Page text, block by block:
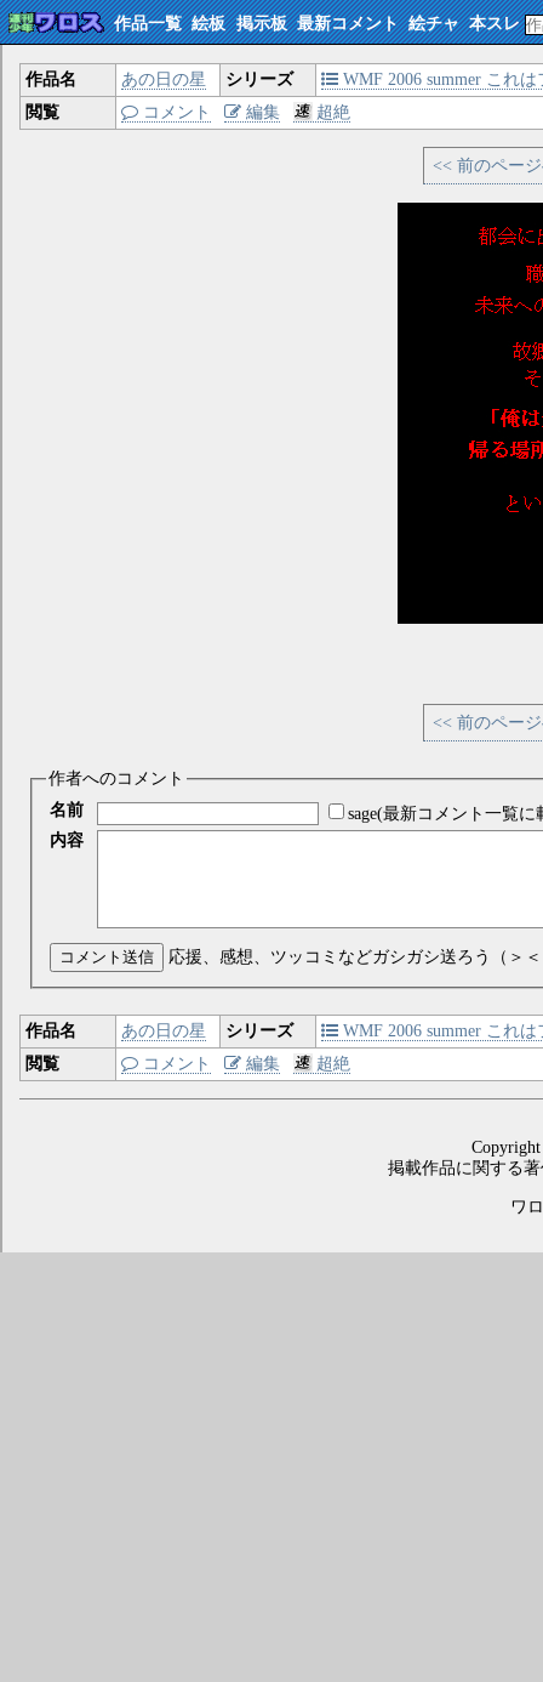
作品一覧 絵板 掲示板 最新コメント 絵チャ 本スレ
作品名 あの日の星 シリーズ
WMF 2006 summer これ
閲覧
コメント 編集 超絶
<< 前のペー
<< 前のペー
作者へのコメント
名前
sage(最新コメント一覧に
内容
コメント送信 応援、感想、ツッコミなどガシガシ送ろう（＞
作品名 あの日の星 シリーズ
WMF 2006 summer これ
閲覧
コメント 編集 超絶
掲載作品に関する
ワ